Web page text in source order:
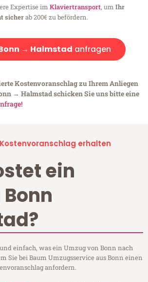
Expertise im Klaviertransport, um Ihr
sicherab 200€ zu befördern.
→ Halmstad anfragen
Kostenvoranschlag zu Ihrem Anliegen
→ Halmstad schicken Sie uns bitte eine
erhalten
ein
einfach, was ein Umzug von Bonn nach
Sie bei Baum Umzugsservice aus Bonn einen
anfordern.